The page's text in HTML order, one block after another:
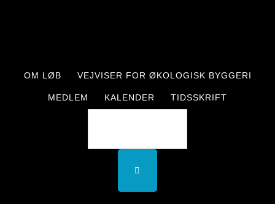
OM LØB VEJVISER FOR ØKOLOGISK BYGGERI
MEDLEM KALENDER TIDSSKRIFT